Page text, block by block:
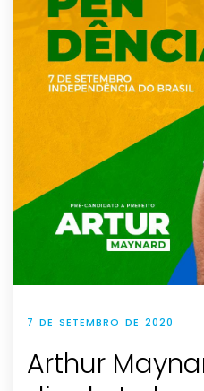
7 DE SETEMBRO DE 2020
Arthur